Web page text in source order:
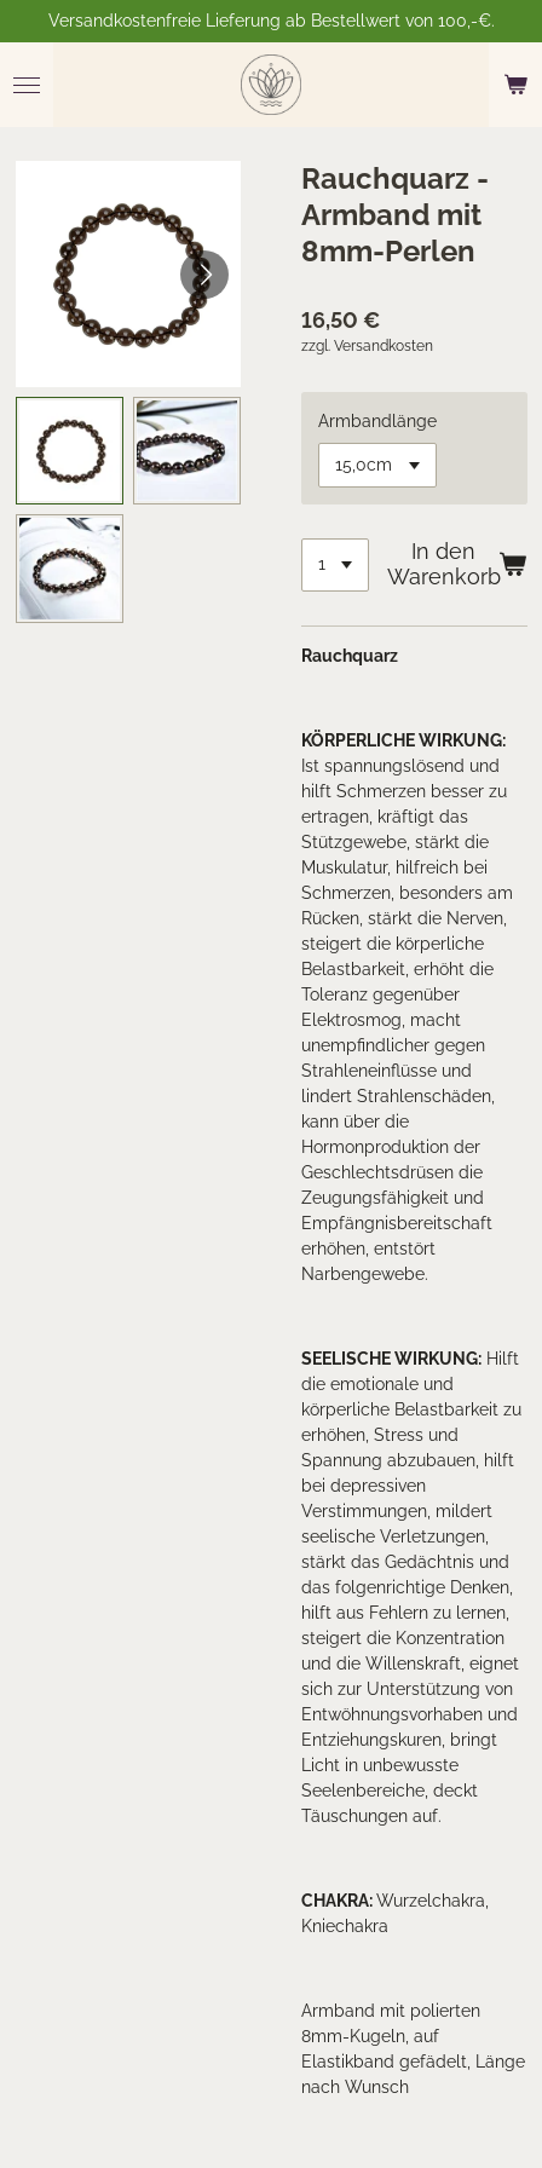
Hauptinhalt
springen
Versandkostenfreie Lieferung ab Bestellwert von 100,-€.
Rauchquarz -
Armband mit
8mm-Perlen
16,50 €
zzgl. Versandkosten
Armbandlänge
In den
Warenkorb
Rauchquarz
KÖRPERLICHE WIRKUNG:
Ist spannungslösend und
hilft Schmerzen besser zu
ertragen, kräftigt das
Stützgewebe, stärkt die
Muskulatur, hilfreich bei
Schmerzen, besonders am
Rücken, stärkt die Nerven,
steigert die körperliche
Belastbarkeit, erhöht die
Toleranz gegenüber
Elektrosmog, macht
unempfindlicher gegen
Strahleneinflüsse und
lindert Strahlenschäden,
kann über die
Hormonproduktion der
Geschlechtsdrüsen die
Zeugungsfähigkeit und
Empfängnisbereitschaft
erhöhen, entstört
Narbengewebe.
SEELISCHE WIRKUNG: Hilft
die emotionale und
körperliche Belastbarkeit zu
erhöhen, Stress und
Spannung abzubauen, hilft
bei depressiven
Verstimmungen, mildert
seelische Verletzungen,
stärkt das Gedächtnis und
das folgenrichtige Denken,
hilft aus Fehlern zu lernen,
steigert die Konzentration
und die Willenskraft, eignet
sich zur Unterstützung von
Entwöhnungsvorhaben und
Entziehungskuren, bringt
Licht in unbewusste
Seelenbereiche, deckt
Täuschungen auf.
CHAKRA:Wurzelchakra,
Kniechakra
Armband mit polierten
8mm-Kugeln, auf
Elastikband gefädelt, Länge
nach Wunsch